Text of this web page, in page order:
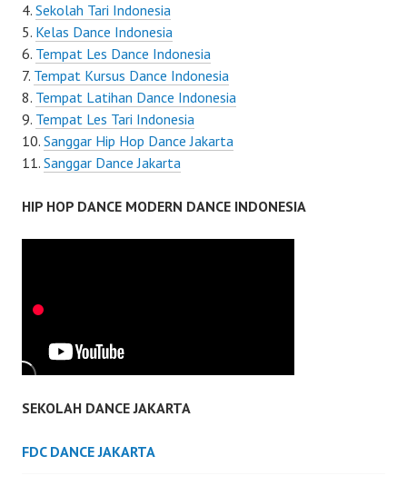
Sekolah Tari Indonesia
Kelas Dance Indonesia
Tempat Les Dance Indonesia
Tempat Kursus Dance Indonesia
Tempat Latihan Dance Indonesia
Tempat Les Tari Indonesia
Sanggar Hip Hop Dance Jakarta
Sanggar Dance Jakarta
HIP HOP DANCE MODERN DANCE INDONESIA
SEKOLAH DANCE JAKARTA
FDC DANCE JAKARTA